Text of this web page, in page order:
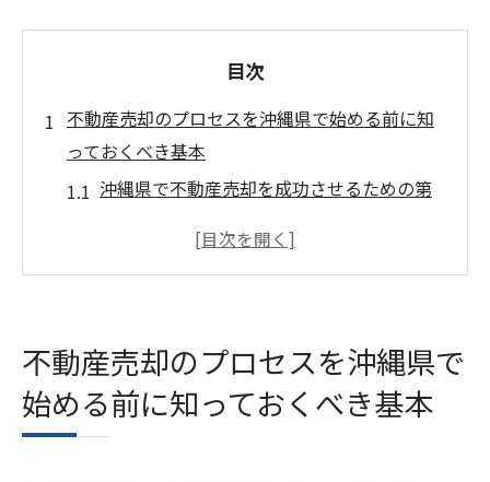
目次
不動産売却のプロセスを沖縄県で始める前に知
っておくべき基本
沖縄県で不動産売却を成功させるための第
不動産売却における地域特有の基本プロセ
プ
沖縄県で不動産売却を始める前に確認すべ
きこと
不動産売却のプロセスを沖縄県で
始める前に知っておくべき基本